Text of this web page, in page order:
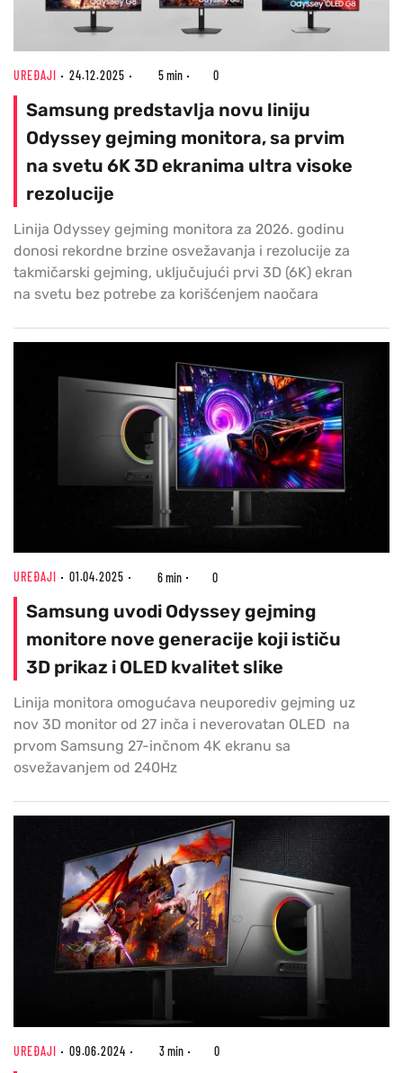
UREĐAJI 24.12.2025 5 min 0
Samsung predstavlja novu liniju
Odyssey gejming monitora, sa prvim
na svetu 6K 3D ekranima ultra visoke
rezolucije
Linija Odyssey gejming monitora za 2026. godinu
donosi rekordne brzine osvežavanja i rezolucije za
takmičarski gejming, uključujući prvi 3D (6K) ekran
na svetu bez potrebe za korišćenjem naočara
UREĐAJI 01.04.2025 6 min 0
Samsung uvodi Odyssey gejming
monitore nove generacije koji ističu
3D prikaz i OLED kvalitet slike
Linija monitora omogućava neuporediv gejming uz
nov 3D monitor od 27 inča i neverovatan OLED na
prvom Samsung 27-inčnom 4K ekranu sa
osvežavanjem od 240Hz
UREĐAJI 09.06.2024 3 min 0